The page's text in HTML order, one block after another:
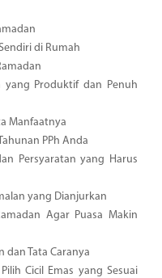
di Rumah
yang Produktif dan Penuh
Manfaatnya
PPh Anda
Persyaratan yang Harus
yang Dianjurkan
Agar Puasa Makin
dan Tata Caranya
Cicil Emas yang Sesuai